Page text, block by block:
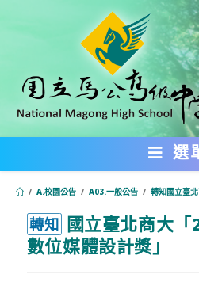
內
選
/ A.校園公告 / A03.一般公告 / 轉知國立臺
轉知 國立臺北商大
數位媒體設計獎」